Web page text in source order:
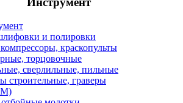
и полировки
краскопульты
торцовочные
сверлильные, пильные
строительные, граверы